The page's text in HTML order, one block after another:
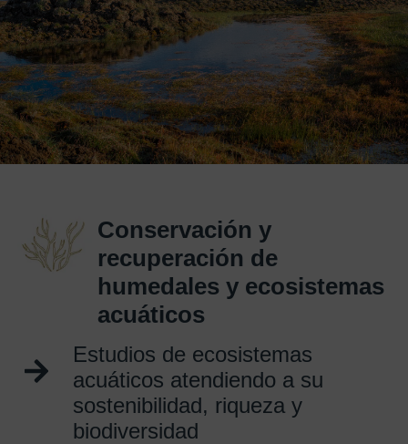
Conservación y
recuperación de
humedales y ecosistemas
acuáticos
Estudios de ecosistemas
acuáticos atendiendo a su
sostenibilidad, riqueza y
biodiversidad